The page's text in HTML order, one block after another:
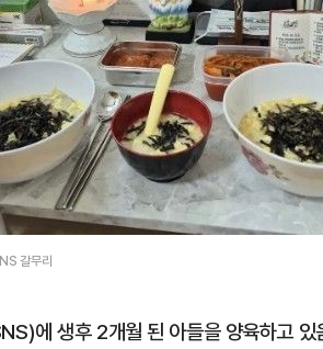
갈무리
에 생후 2개월 된 아들을 양육하고 있